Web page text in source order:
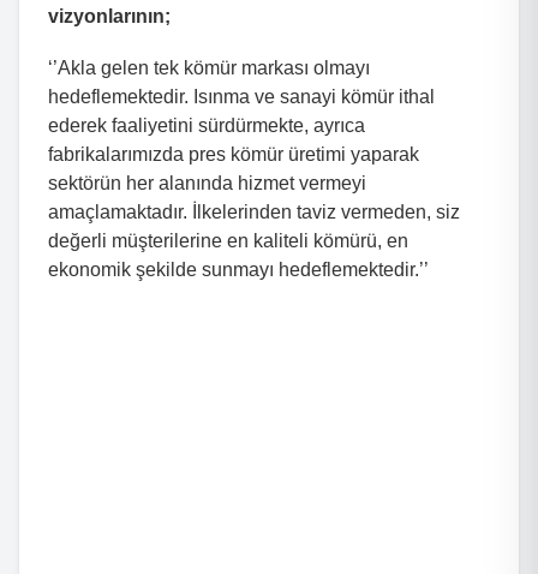
vizyonlarının;
‘’Akla gelen tek kömür markası olmayı
hedeflemektedir. Isınma ve sanayi kömür ithal
ederek faaliyetini sürdürmekte, ayrıca
fabrikalarımızda pres kömür üretimi yaparak
sektörün her alanında hizmet vermeyi
amaçlamaktadır. İlkelerinden taviz vermeden, siz
değerli müşterilerine en kaliteli kömürü, en
ekonomik şekilde sunmayı hedeflemektedir.’’